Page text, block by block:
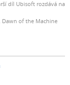
díl Ubisoft rozdává na
Dawn of the Machine